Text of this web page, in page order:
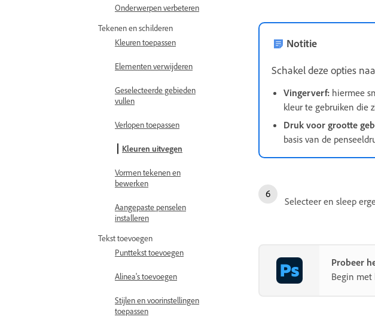
Onderwerpen verbeteren
Tekenen en schilderen
Kleuren toepassen
Elementen verwijderen
Geselecteerde gebieden
vullen
Verlopen toepassen
Kleuren uitvegen
Vormen tekenen en
bewerken
Aangepaste penselen
installeren
Tekst toevoegen
Punttekst toevoegen
Alinea's toevoegen
Stijlen en voorinstellingen
toepassen
Notitie
Schakel deze opties
Vingerverf: hiermee
kleur te gebruiken die
Druk voor grootte
basis van de
Selecteer en sleep
Probeer
Begin met